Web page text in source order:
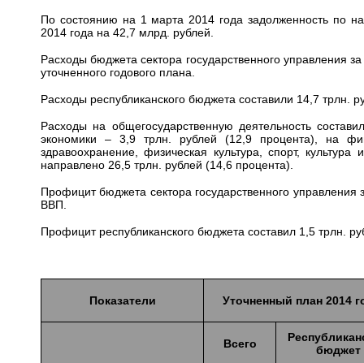
По состоянию на 1 марта 2014 года задолженность по
2014 года на 42,7 млрд. рублей.
Расходы бюджета сектора государственного управления
уточненного годового плана.
Расходы республиканского бюджета составили 14,7 трлн.
Расходы на общегосударственную деятельность
экономики – 3,9 трлн. рублей (12,9 процента), на
здравоохранение, физическая культура, спорт,
направлено 26,5 трлн. рублей (14,6 процента).
Профицит бюджета сектора государственного
ВВП.
Профицит республиканского бюджета составил 1,5 трлн.
Показатели Уточненный план 2014
Всего
бюджет